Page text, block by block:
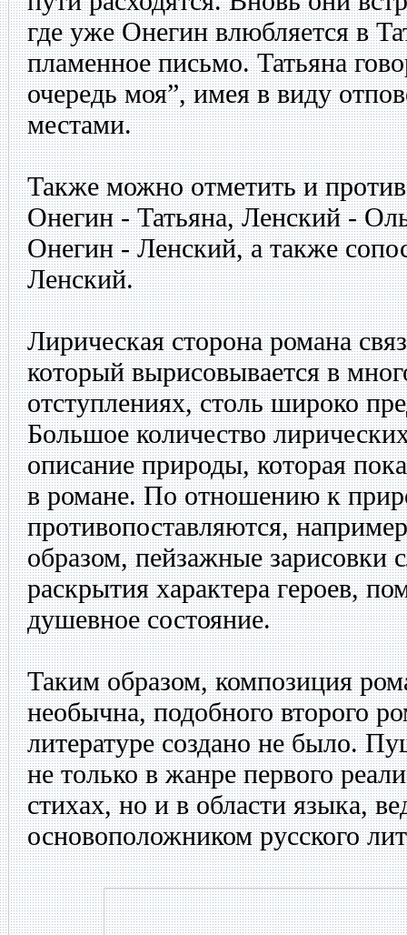
где уже Онегин влюбляется в
пламенное письмо. Татьяна
очередь моя”, имея в виду
местами.
Также можно отметить и
Онегин - Татьяна, Ленский -
Онегин - Ленский, а также
Ленский.
Лирическая сторона романа
который вырисовывается в
отступлениях, столь широко
Большое количество
описание природы, которая
в романе. По отношению к
противопоставляются,
образом, пейзажные зарисовки
раскрытия характера героев,
душевное состояние.
Таким образом, композиция
необычна, подобного второго
литературе создано не было.
не только в жанре первого
стихах, но и в области языка,
основоположником русского